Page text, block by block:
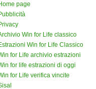
page
Win for Life classico
Win for Life Classico
for Life archivio estrazioni
for life estrazioni di oggi
for Life verifica vincite